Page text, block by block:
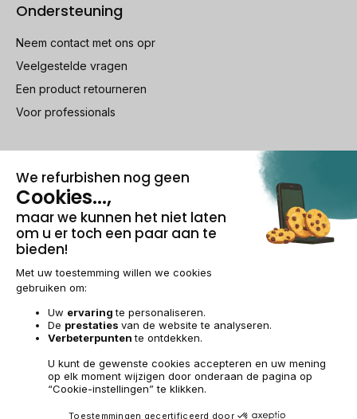
Ondersteuning
Neem contact met ons opr
Veelgestelde vragen
Een product retourneren
Voor professionals
100% beveiligde betaling
Wettelijke vermeldingen & AGBeheer van cookies
Algemene verkoopvoorwaarden
Toegankelijkheid
© 2009-2026 RECOMMERCE - Alle rechten voorbehouden.